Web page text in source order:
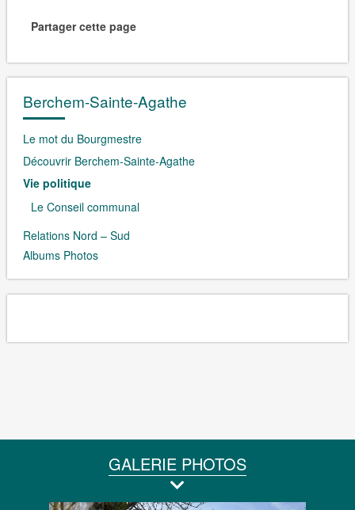
Partager cette page
Berchem-Sainte-Agathe
Le mot du Bourgmestre
Découvrir Berchem-Sainte-Agathe
Vie politique
Le Conseil communal
Relations Nord – Sud
Albums Photos
GALERIE PHOTOS